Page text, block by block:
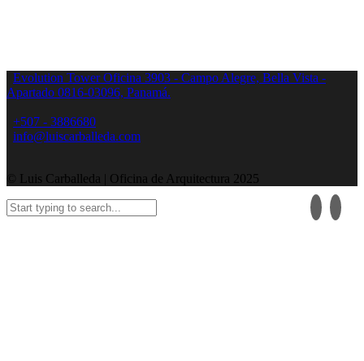
Evolution Tower Oficina 3903 - Campo Alegre, Bella Vista -
Apartado 0816-03096, Panamá.
+507 - 3886680
info@luiscarballeda.com
© Luis Carballeda | Oficina de Arquitectura 2025